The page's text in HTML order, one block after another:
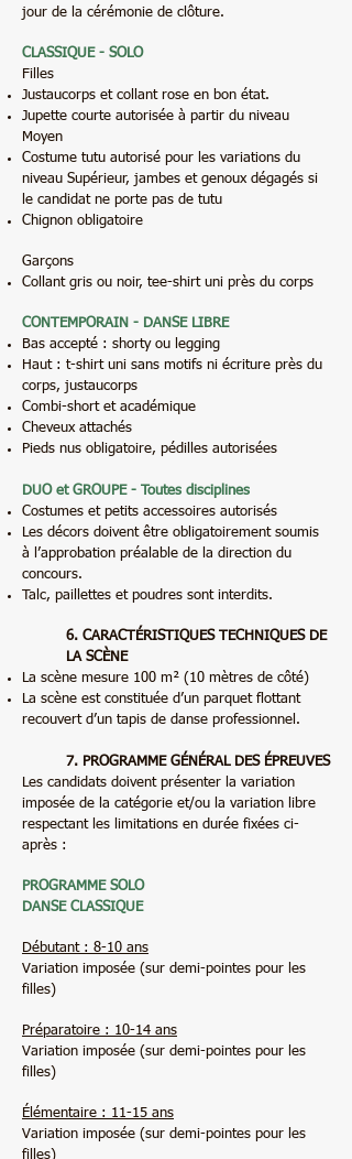
jour de la cérémonie de clôture.
CLASSIQUE - SOLO
Filles
Justaucorps et collant rose en bon état.
Jupette courte autorisée à partir du niveau
Moyen
Costume tutu autorisé pour les variations du
niveau Supérieur, jambes et genoux dégagés si
le candidat ne porte pas de tutu
Chignon obligatoire
Garçons
Collant gris ou noir, tee-shirt uni près du corps
CONTEMPORAIN - DANSE LIBRE
Bas accepté : shorty ou legging
Haut : t-shirt uni sans motifs ni écriture près du
corps, justaucorps
Combi-short et académique
Cheveux attachés
Pieds nus obligatoire, pédilles autorisées
DUO et GROUPE - Toutes disciplines
Costumes et petits accessoires autorisés
Les décors doivent être obligatoirement soumis
à l’approbation préalable de la direction du
concours.
Talc, paillettes et poudres sont interdits.
6. CARACTÉRISTIQUES TECHNIQUES DE
LA SCÈNE
La scène mesure 100 m² (10 mètres de côté)
La scène est constituée d’un parquet flottant
recouvert d’un tapis de danse professionnel.
7. PROGRAMME GÉNÉRAL DES ÉPREUVES
Les candidats doivent présenter la variation
imposée de la catégorie et/ou la variation libre
respectant les limitations en durée fixées ci-
après :
PROGRAMME SOLO
DANSE CLASSIQUE
Débutant : 8-10 ans
Variation imposée (sur demi-pointes pour les
filles)
Préparatoire : 10-14 ans
Variation imposée (sur demi-pointes pour les
filles)
Élémentaire : 11-15 ans
Variation imposée (sur demi-pointes pour les
filles)